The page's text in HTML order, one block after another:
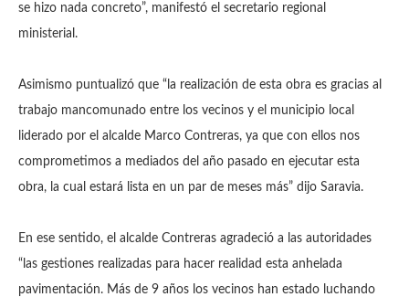
se hizo nada concreto”, manifestó el secretario regional
ministerial.
Asimismo puntualizó que “la realización de esta obra es gracias al
trabajo mancomunado entre los vecinos y el municipio local
liderado por el alcalde Marco Contreras, ya que con ellos nos
comprometimos a mediados del año pasado en ejecutar esta
obra, la cual estará lista en un par de meses más” dijo Saravia.
En ese sentido, el alcalde Contreras agradeció a las autoridades
“las gestiones realizadas para hacer realidad esta anhelada
pavimentación. Más de 9 años los vecinos han estado luchando